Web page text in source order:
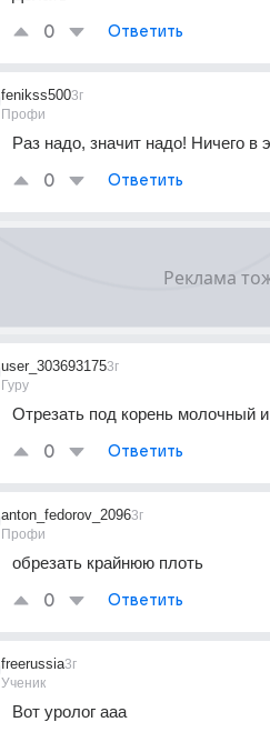
0 Ответить
fenikss500
Профи
3г
Раз надо, значит надо! Ничего в
0 Ответить
user_303693175
Гуру
3г
Отрезать под корень молочный
0 Ответить
anton_fedorov_2096
Профи
3г
обрезать крайнюю плоть
0 Ответить
freerussia
Ученик
3г
Вот уролог ааа